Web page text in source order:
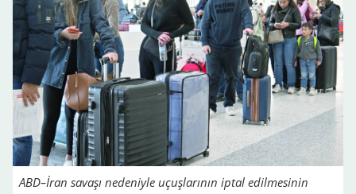
ABD–İran savaşı nedeniyle uçuşlarının iptal edilmesinin